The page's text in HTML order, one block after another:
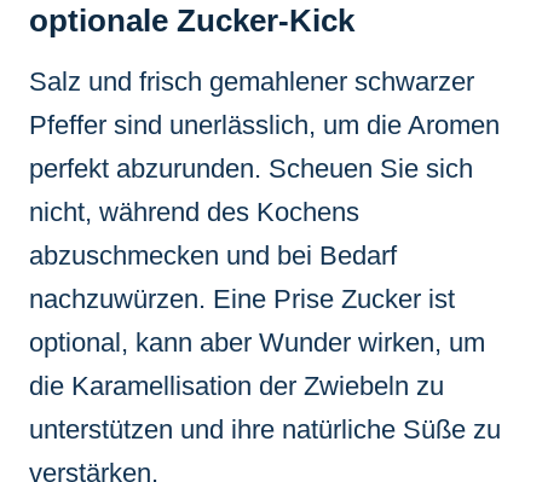
optionale Zucker-Kick
Salz und frisch gemahlener schwarzer
Pfeffer sind unerlässlich, um die Aromen
perfekt abzurunden. Scheuen Sie sich
nicht, während des Kochens
abzuschmecken und bei Bedarf
nachzuwürzen. Eine Prise Zucker ist
optional, kann aber Wunder wirken, um
die Karamellisation der Zwiebeln zu
unterstützen und ihre natürliche Süße zu
verstärken.